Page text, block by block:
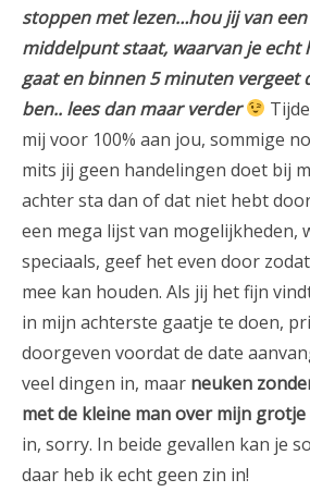
stoppen met lezen…hou jij van
middelpunt staat, waarvan je echt
gaat en binnen 5 minuten vergeet
ben.. lees dan maar verder
mij voor 100% aan jou, sommige
mits jij geen handelingen doet bij
achter sta dan of dat niet hebt
een mega lijst van mogelijkheden,
speciaals, geef het even door
mee kan houden. Als jij het fijn
in mijn achterste gaatje te doen,
doorgeven voordat de date
veel dingen in, maar neuken
met de kleine man over mijn grotje
in, sorry. In beide gevallen kan je
daar heb ik echt geen zin in!